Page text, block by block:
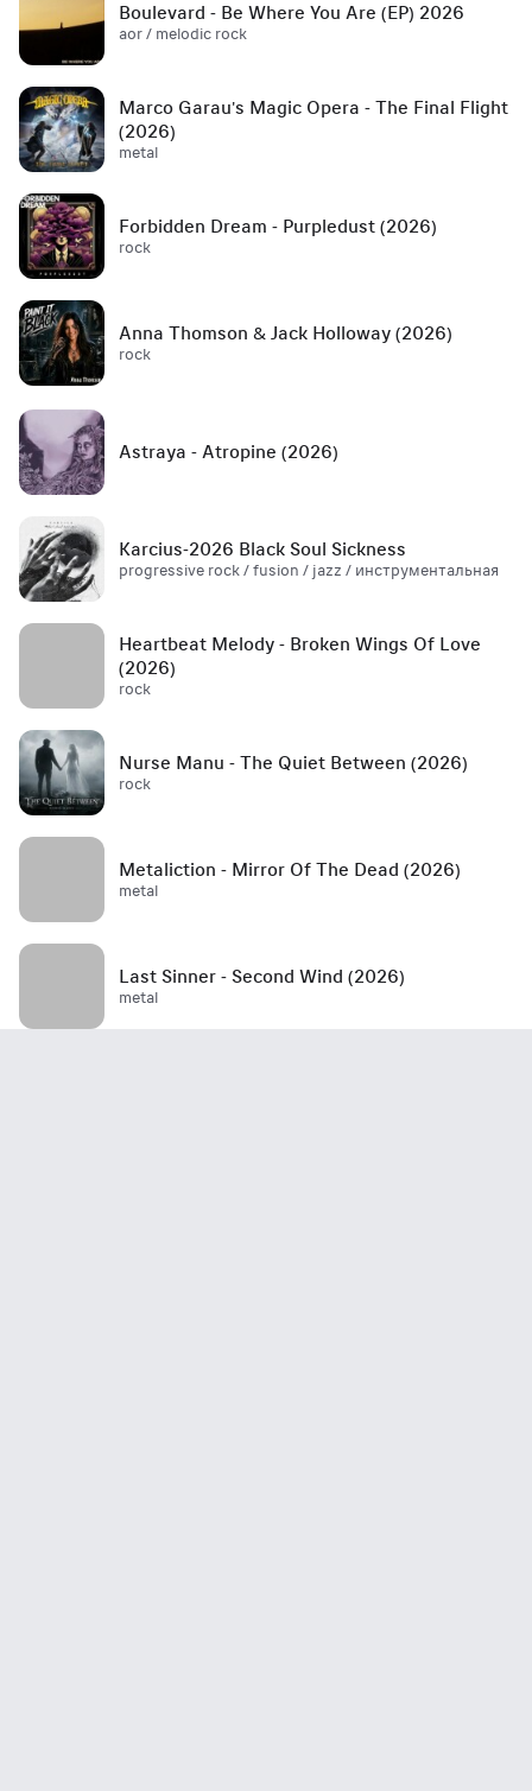
Boulevard - Be Where You Are (EP) 2026
aor / melodic rock
Marco Garau's Magic Opera - The Final Flight
(2026)
metal
Forbidden Dream - Purpledust (2026)
rock
Anna Thomson & Jack Holloway (2026)
rock
Astraya - Atropine (2026)
Karcius-2026 Black Soul Sickness
progressive rock / fusion / jazz / инструментальная
Heartbeat Melody - Broken Wings Of Love
(2026)
rock
Nurse Manu - The Quiet Between (2026)
rock
Metaliction - Mirror Of The Dead (2026)
metal
Last Sinner - Second Wind (2026)
metal